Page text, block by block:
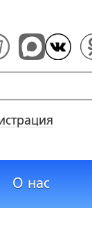
О нас